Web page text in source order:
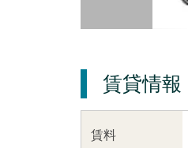
賃貸情報
賃料